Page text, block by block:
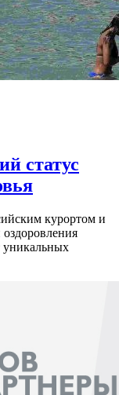
статус
курортом и
уникальных